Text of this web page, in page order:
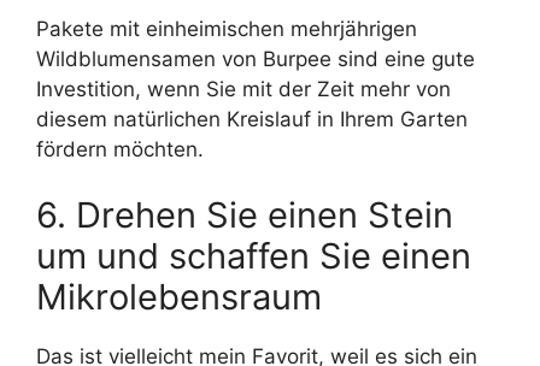
Pakete mit einheimischen mehrjährigen
Wildblumensamen von Burpee sind eine gute
Investition, wenn Sie mit der Zeit mehr von
diesem natürlichen Kreislauf in Ihrem Garten
fördern möchten.
6. Drehen Sie einen Stein
um und schaffen Sie einen
Mikrolebensraum
Das ist vielleicht mein Favorit, weil es sich ein